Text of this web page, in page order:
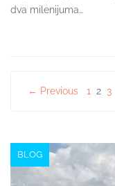
dva milenijuma…
Posts
← Previous 1 2 3
BLOG